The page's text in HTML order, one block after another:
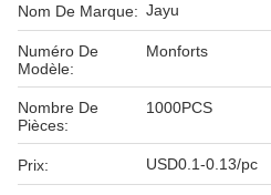
Nom De Marque: Jayu
Numéro De
Modèle:
Monforts
Nombre De
Pièces:
1000PCS
Prix: USD0.1-0.13/pc